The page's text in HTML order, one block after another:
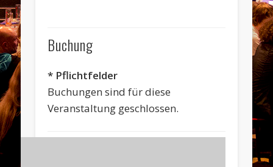
Buchung
* Pflichtfelder
Buchungen sind für diese
Veranstaltung geschlossen.